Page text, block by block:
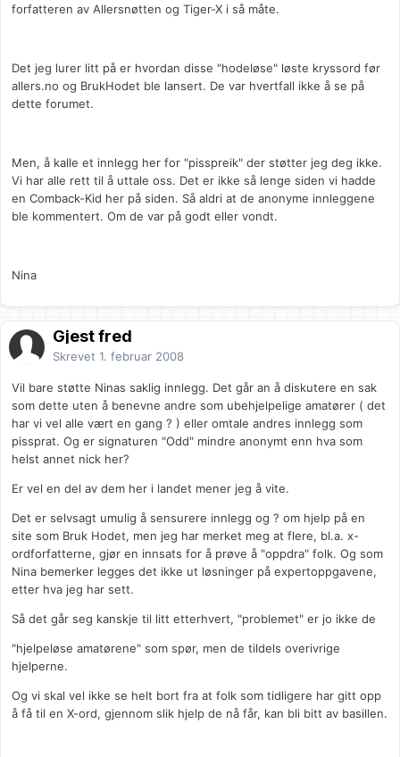
forfatteren av Allersnøtten og Tiger-X i så måte.
Det jeg lurer litt på er hvordan disse "hodeløse" løste kryssord før
allers.no og BrukHodet ble lansert. De var hvertfall ikke å se på
dette forumet.
Men, å kalle et innlegg her for "pisspreik" der støtter jeg deg ikke.
Vi har alle rett til å uttale oss. Det er ikke så lenge siden vi hadde
en Comback-Kid her på siden. Så aldri at de anonyme innleggene
ble kommentert. Om de var på godt eller vondt.
Nina
Gjest fred
Skrevet 1. februar 2008
Vil bare støtte Ninas saklig innlegg. Det går an å diskutere en sak
som dette uten å benevne andre som ubehjelpelige amatører ( det
har vi vel alle vært en gang ? ) eller omtale andres innlegg som
pissprat. Og er signaturen "Odd" mindre anonymt enn hva som
helst annet nick her?
Er vel en del av dem her i landet mener jeg å vite.
Det er selvsagt umulig å sensurere innlegg og ? om hjelp på en
site som Bruk Hodet, men jeg har merket meg at flere, bl.a. x-
ordforfatterne, gjør en innsats for å prøve å "oppdra" folk. Og som
Nina bemerker legges det ikke ut løsninger på expertoppgavene,
etter hva jeg har sett.
Så det går seg kanskje til litt etterhvert, "problemet" er jo ikke de
"hjelpeløse amatørene" som spør, men de tildels overivrige
hjelperne.
Og vi skal vel ikke se helt bort fra at folk som tidligere har gitt opp
å få til en X-ord, gjennom slik hjelp de nå får, kan bli bitt av basillen.